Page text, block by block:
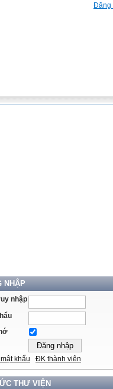
Đăng
NHẬP
nhập
khẩu ĐK thành viên
THƯ VIỆN